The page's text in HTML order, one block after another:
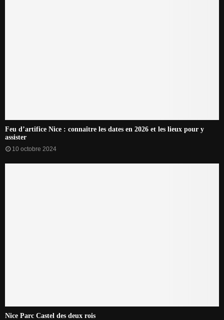
Feu d’artifice Nice : connaître les dates en 2026 et les lieux pour y
assister
10 octobre 2024
Nice Parc Castel des deux rois